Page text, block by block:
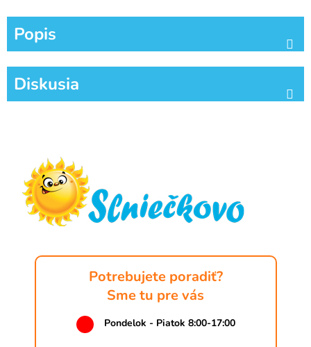
Popis
Diskusia
Potrebujete poradiť?
Sme tu pre vás
Pondelok - Piatok 8:00-17:00